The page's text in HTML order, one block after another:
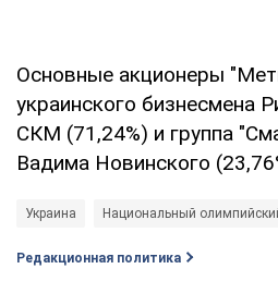
Основные акционеры
украинского бизнесмена
СКМ (71,24%) и группа
Вадима Новинского
Украина Национальный
Редакционная политика